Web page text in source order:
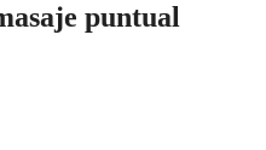
puntual